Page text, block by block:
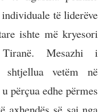
të liderëve
ishte më kryesori
Mesazhi i
vetëm në
përçua edhe përmes
axhendës së saj nga